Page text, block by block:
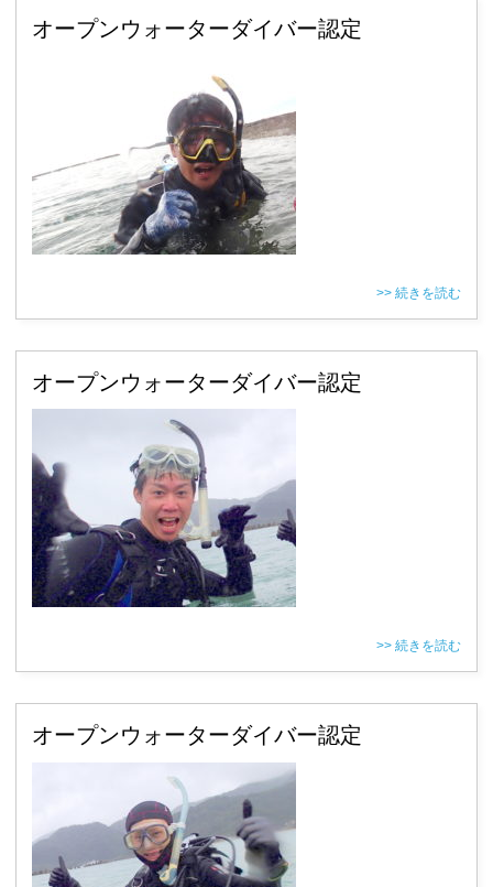
オープンウォーターダイバー認定
>> 続きを読む
オープンウォーターダイバー認定
>> 続きを読む
オープンウォーターダイバー認定